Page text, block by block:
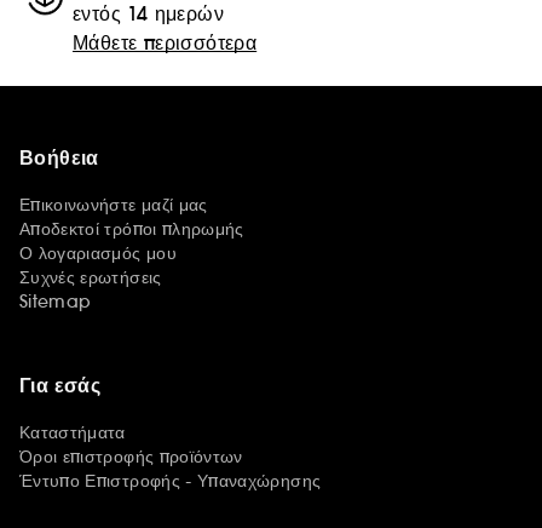
εντός 14 ημερών
Μάθετε περισσότερα
Βοήθεια
Επικοινωνήστε μαζί μας
Αποδεκτοί τρόποι πληρωμής
Ο λογαριασμός μου
Συχνές ερωτήσεις
Sitemap
Για εσάς
Καταστήματα
Όροι επιστροφής προϊόντων
Έντυπο Επιστροφής - Υπαναχώρησης